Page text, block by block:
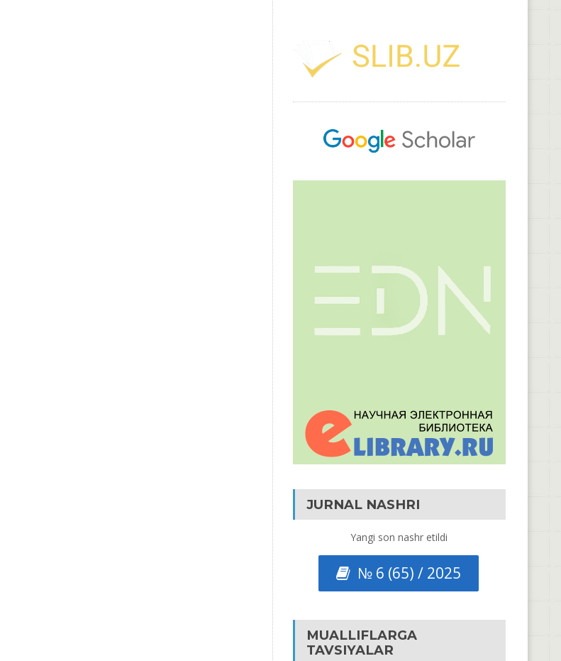
JURNAL NASHRI
Yangi son nashr etildi
№ 6 (65) / 2025
MUALLIFLARGA
TAVSIYALAR